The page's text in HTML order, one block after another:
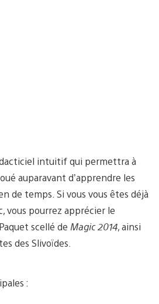
intuitif qui permettra à
auparavant d’apprendre les
de temps. Si vous vous êtes déjà
vous pourrez apprécier le
scellé de Magic 2014, ainsi
des Slivoïdes.
: